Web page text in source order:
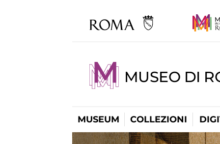
MUSEO DI
MUSEUM COLLEZIONI